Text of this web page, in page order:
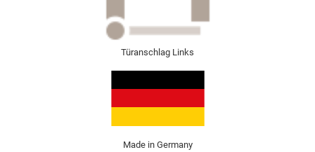
Türanschlag Links
Made in Germany